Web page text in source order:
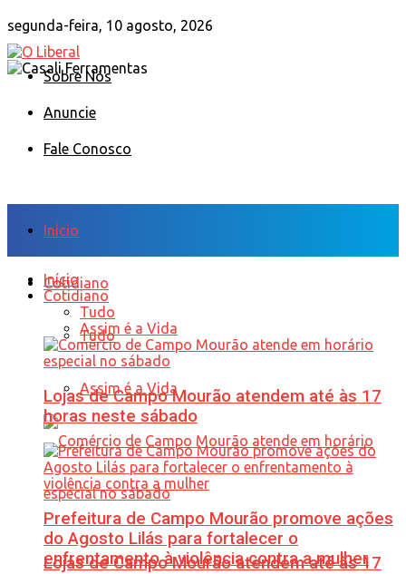
segunda-feira, 10 agosto, 2026
Sobre Nós
Anuncie
Fale Conosco
Início
Cotidiano
Tudo
Assim é a Vida
Lojas de Campo Mourão atendem até às 17
Início
Cotidiano
Tudo
Assim é a Vida
Lojas de Campo Mourão atendem até às 17
horas neste sábado
Prefeitura de Campo Mourão promove ações
do Agosto Lilás para fortalecer o
enfrentamento à violência contra a mulher